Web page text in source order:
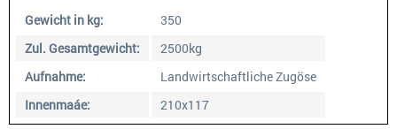
Gewicht in kg:
350
Zul. Gesamtgewicht:
2500kg
Aufnahme:
Landwirtschaftliche Zugöse
Innenmaáe:
210x117